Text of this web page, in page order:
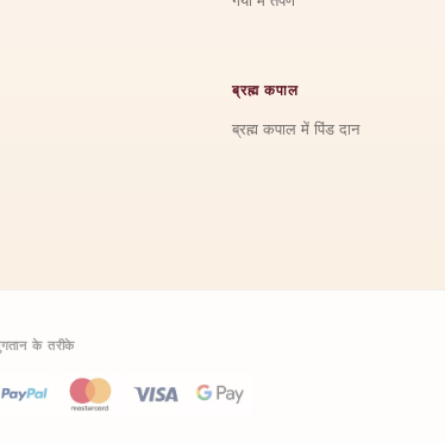
ब्रह्म कपाल
ब्रह्म कपाल में पिंड दान
के तरीके